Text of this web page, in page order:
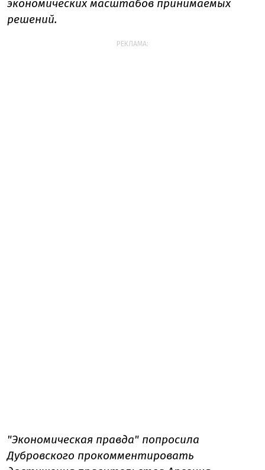
экономических масштабов принимаемых
решений.
РЕКЛАМА:
"Экономическая правда" попросила
Дубровского прокомментировать